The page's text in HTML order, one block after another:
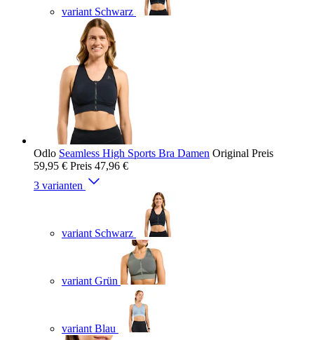
variant Schwarz
Odlo Seamless High Sports Bra Damen Original Preis
59,95 € Preis 47,96 €
3 varianten
variant Schwarz
variant Grün
variant Blau